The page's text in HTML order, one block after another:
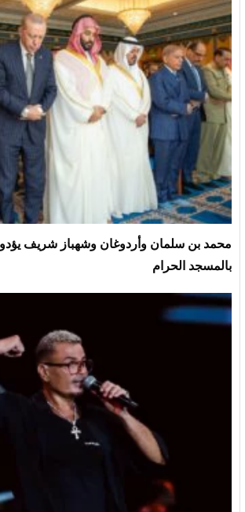
محمد بن سلمان وأردوغان وشهباز شريف
بالمسجد الحرام